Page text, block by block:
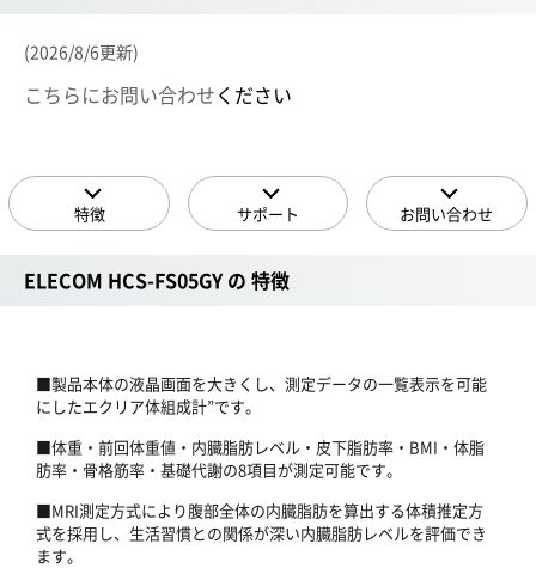
(2026/8/6更新)
こちらにお問い合わせください
特徴 サポート お問い合わせ
ELECOM HCS-FS05GY の 特徴
■製品本体の液晶画面を大きくし、測定データの一覧表示を可能
にしたエクリア体組成計”です。
■体重・前回体重値・内臓脂肪レベル・皮下脂肪率・BMI・体脂
肪率・骨格筋率・基礎代謝の8項目が測定可能です。
■MRI測定方式により腹部全体の内臓脂肪を算出する体積推定方
式を採用し、生活習慣との関係が深い内臓脂肪レベルを評価でき
ます。